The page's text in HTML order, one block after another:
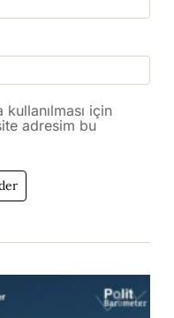
için
adresim bu